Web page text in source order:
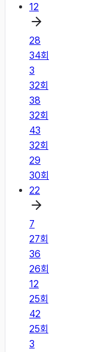
12
28
34회
3
32회
38
32회
43
32회
29
30회
22
7
27회
36
26회
12
25회
42
25회
3